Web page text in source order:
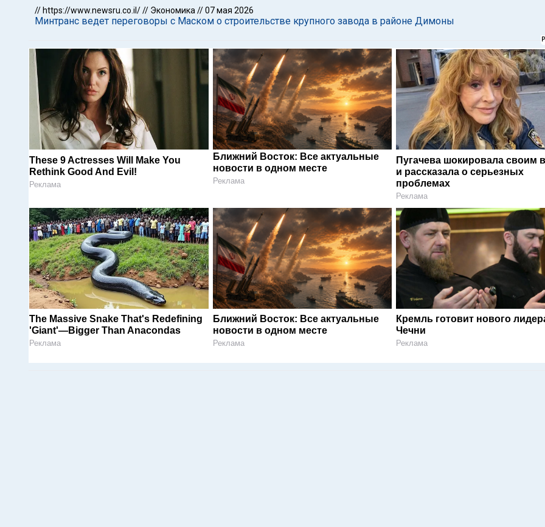
// https://www.newsru.co.il/// Экономика //07 мая 2026
Минтранс ведет переговоры с Маском о строительстве крупного завода в районе Димоны
These 9 Actresses Will Make You
Rethink Good And Evil!
Реклама
Ближний Восток: Все актуальные
новости в одном месте
Реклама
Пугачева шокировала своим
и рассказала о серьезных
проблемах
Реклама
The Massive Snake That's Redefining
'Giant'—Bigger Than Anacondas
Реклама
Ближний Восток: Все актуальные
новости в одном месте
Реклама
Кремль готовит нового
Чечни
Реклама